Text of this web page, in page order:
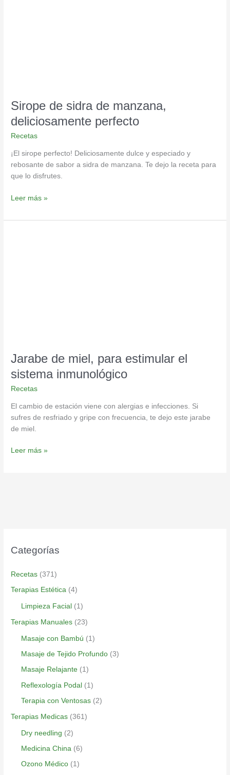
Sirope de sidra de manzana,
deliciosamente perfecto
Recetas
¡El sirope perfecto! Deliciosamente dulce y especiado y
rebosante de sabor a sidra de manzana. Te dejo la receta para
que lo disfrutes.
Leer más »
Jarabe de miel, para estimular el
sistema inmunológico
Recetas
El cambio de estación viene con alergias e infecciones. Si
sufres de resfriado y gripe con frecuencia, te dejo este jarabe
de miel.
Leer más »
Categorías
Recetas (371)
Terapias Estética (4)
Limpieza Facial (1)
Terapias Manuales (23)
Masaje con Bambú (1)
Masaje de Tejido Profundo (3)
Masaje Relajante (1)
Reflexología Podal (1)
Terapia con Ventosas (2)
Terapias Medicas (361)
Dry needling (2)
Medicina China (6)
Ozono Médico (1)